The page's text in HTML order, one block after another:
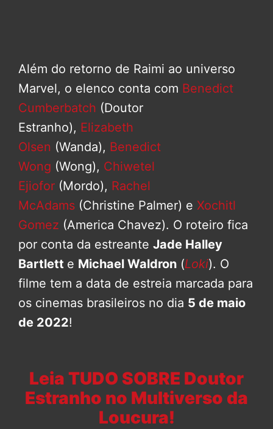
Além do retorno de Raimi ao universo
Marvel, o elenco conta com Benedict
Cumberbatch (Doutor
Estranho), Elizabeth
Olsen (Wanda), Benedict
Wong (Wong), Chiwetel
Ejiofor (Mordo), Rachel
McAdams (Christine Palmer) e Xochitl
Gomez (America Chavez). O roteiro fica
por conta da estreante Jade Halley
Bartlett e Michael Waldron (Loki). O
filme tem a data de estreia marcada para
os cinemas brasileiros no dia 5 de maio
de 2022!
Leia TUDO SOBRE Doutor
Estranho no Multiverso da
Loucura!